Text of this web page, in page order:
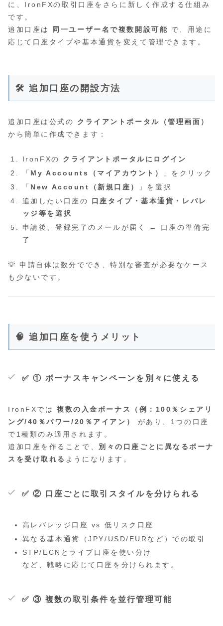
に、IronFXの取引口座をさらに新しく作成する仕組み
です。
追加口座は
同一ユーザー名で複数開設可能 で、用途に
応じて口座タイプや基本通貨を変えて管理できます。
🛠 追加口座の開設方法
追加口座は公式の クライアントポータル（管理画面）
から簡単に作成できます：
IronFXの クライアントポータルにログイン
「 My Accounts（マイアカウント）
」をクリック
「 New Account（新規口座）
」を選択
追加したい口座の 口座タイプ・基本通貨・レバレ
ッジ等を選択
申請後、登録完了のメールが届く → 口座の準備完
了
💡 申請自体は数分ででき、特別な審査が必要なケース
も少ないです。
🧠 追加口座を使うメリット
✅ ① ボーナスキャンペーンを別々に使える
IronFXでは複数の入金ボーナス（例：100％シェアリ
ング/40％パワー/20％アイアン）
があり、1つの口座
で1種類のみ適用されます。
追加口座を作ることで、 別々の口座ごとに異なるボーナ
スを受け取れる ようになります。
✅ ② 口座ごとに取引スタイルを分けられる
高レバレッジ口座 vs 低リスク口座
異なる基本通貨（JPY/USD/EURなど）での取引
STP/ECNとライブ口座を使い分け
など、戦略に応じて口座を分けられます。
✅ ③ 複数の取引条件を並行管理可能